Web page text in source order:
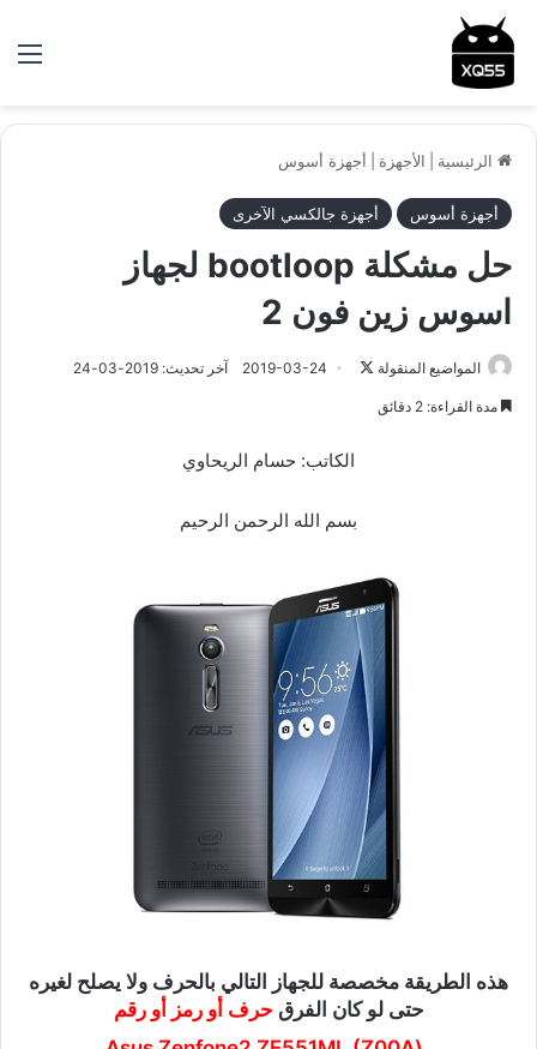
الرئيسية الأجهزة أجهزة أسوس
أجهزة أسوس أجهزة جالكسي الآخرى
حل مشكلة bootloop لجهاز
اسوس زين فون 2
المواضيع المنقولة
ع
2019-03-24 آخر تحديث: 2019-03-24
مدة القراءة: 2 دقائق
الكاتب: حسام الريحاوي
بسم الله الرحمن الرحيم
هذه الطريقة مخصصة للجهاز التالي بالحرف ولا يصلح لغيره
حتى لو كان الفرق حرف أو رمز أو رقم